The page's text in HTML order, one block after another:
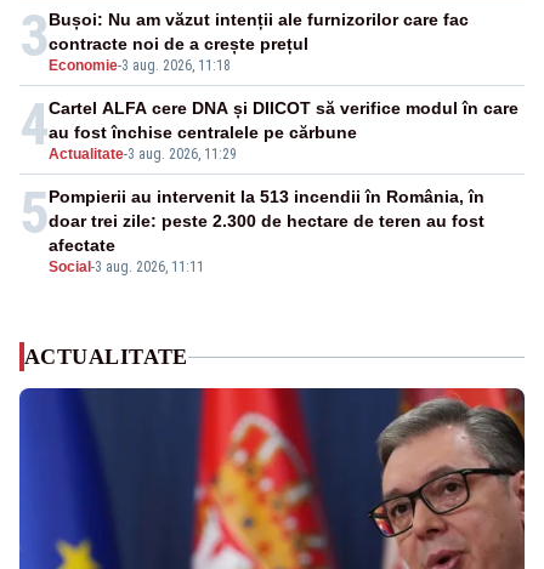
3 Economie-3 aug. 2026, 11:18
Bușoi: Nu am văzut intenții ale furnizorilor care fac
contracte noi de a crește prețul
4Actualitate-3 aug. 2026, 11:29
Cartel ALFA cere DNA și DIICOT să verifice modul în care
au fost închise centralele pe cărbune
5
Social -3 aug. 2026, 11:11
Pompierii au intervenit la 513 incendii în România, în
doar trei zile: peste 2.300 de hectare de teren au fost
afectate
ACTUALITATE